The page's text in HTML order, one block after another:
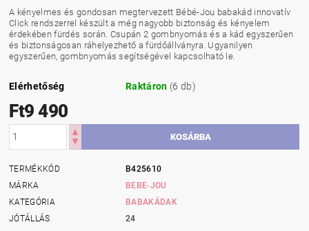
A kényelmes és gondosan megtervezett Bébé-Jou babakád innovatív
Click rendszerrel készült a még nagyobb biztonság és kényelem
érdekében fürdés során. Csupán 2 gombnyomás és a kád egyszerűen
és biztonságosan ráhelyezhető a fürdőállványra. Ugyanilyen
egyszerűen, gombnyomás segítségével kapcsolható le.
Elérhetőség Raktáron (6 db)
Ft9 490
TERMÉKKÓD
B425610
MÁRKA
BEBE-JOU
KATEGÓRIA
BABAKÁDAK
JÓTÁLLÁS
24